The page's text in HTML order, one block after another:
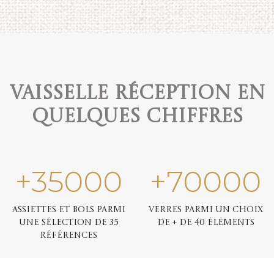
Vaisselle réception en
quelques chiffres
+35000
Assiettes et bols parmi
une sélection de 35
références
+70000
Verres parmi un choix
de + de 40 éléments